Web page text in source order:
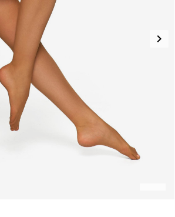
keyboard_arrow_right